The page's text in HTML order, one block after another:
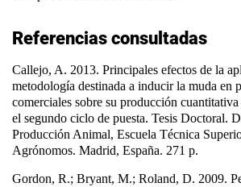
Referencias consultadas
Callejo, A. 2013. Principales efectos de la
metodología destinada a inducir la muda en
comerciales sobre su producción
el segundo ciclo de puesta. Tesis Doctoral.
Producción Animal, Escuela Técnica
Agrónomos. Madrid, España. 271 p.
Gordon, R.; Bryant, M.; Roland, D. 2009.